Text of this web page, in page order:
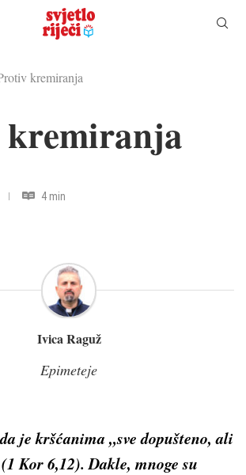
kremiranja
4 min
Ivica Raguž
Epimeteje
je kršćanima „sve dopušteno, ali
Kor 6,12). Dakle, mnoge su